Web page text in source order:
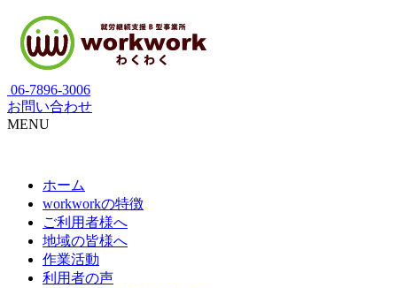
06-7896-3006
お問い合わせ
MENU
ホーム
workworkの特徴
ご利用者様へ
地域の皆様へ
作業活動
利用者の声